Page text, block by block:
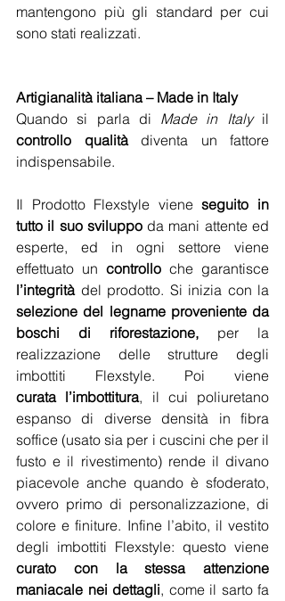
mantengono più gli standard per cui
sono stati realizzati.
Artigianalità italiana – Made in Italy
Quando si parla di Made in Italy
controllo qualità diventa un fattore
indispensabile.
Il Prodotto Flexstyle viene seguito in
tutto il suo sviluppo da mani attente ed
esperte, ed in ogni settore viene
effettuato un controllo
l’integrità
selezione del legname proveniente da
boschi di riforestazione, per la
realizzazione delle strutture degli
curata l’imbottitura, il cui poliuretano
espanso di diverse densità in fibra
soffice (usato sia per i cuscini che per il
fusto e il rivestimento) rende il divano
piacevole anche quando è sfoderato,
ovvero primo di personalizzazione, di
colore e finiture. Infine l’abito, il vestito
curato con la stessa attenzione
maniacale nei dettagli, come il sarto fa